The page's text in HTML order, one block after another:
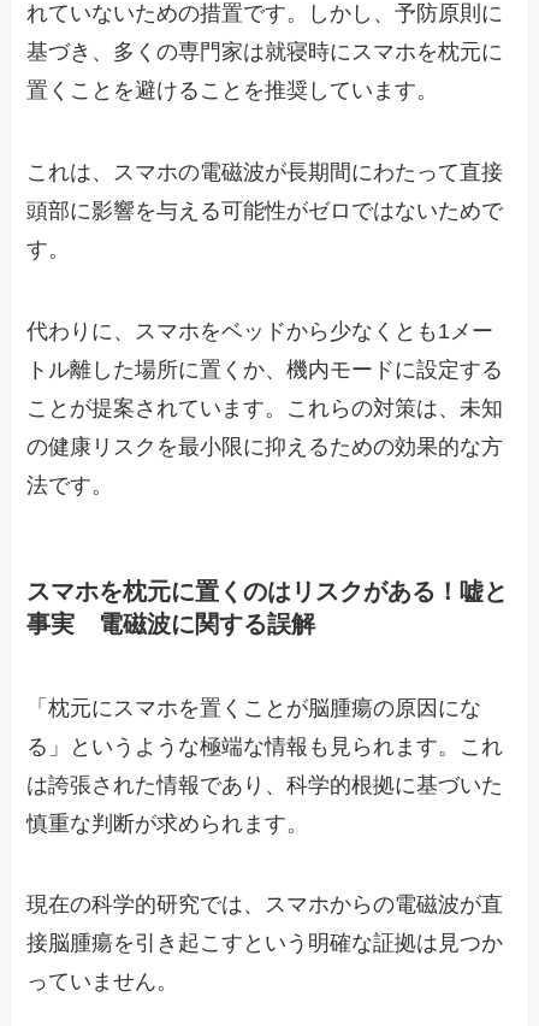
れていないための措置です。しかし、予防原則に
基づき、多くの専門家は就寝時にスマホを枕元に
置くことを避けることを推奨しています。
これは、スマホの電磁波が長期間にわたって直接
頭部に影響を与える可能性がゼロではないためで
す。
代わりに、スマホをベッドから少なくとも1メー
トル離した場所に置くか、機内モードに設定する
ことが提案されています。これらの対策は、未知
の健康リスクを最小限に抑えるための効果的な方
法です。
スマホを枕元に置くのはリスクがある！嘘と
事実 電磁波に関する誤解
「枕元にスマホを置くことが脳腫瘍の原因にな
る」というような極端な情報も見られます。これ
は誇張された情報であり、科学的根拠に基づいた
慎重な判断が求められます。
現在の科学的研究では、スマホからの電磁波が直
接脳腫瘍を引き起こすという明確な証拠は見つか
っていません。